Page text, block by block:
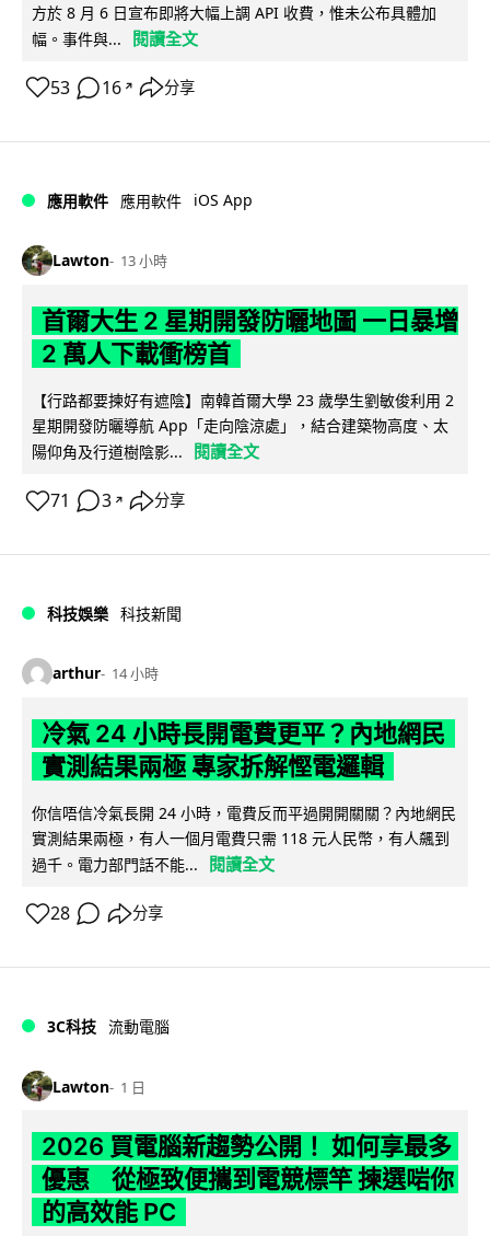
方於 8 月 6 日宣布即將大幅上調 API 收費，惟未公布具體加
幅。事件與...
閱讀全文
53 16 ↗ 分享
應用軟件 應用軟件 iOS App
Lawton 13 小時
首爾大生 2 星期開發防曬地圖 一日暴增
2 萬人下載衝榜首
【行路都要揀好有遮陰】南韓首爾大學 23 歲學生劉敏俊利用 2
星期開發防曬導航 App「走向陰涼處」，結合建築物高度、太
陽仰角及行道樹陰影...
閱讀全文
71 3 ↗ 分享
科技娛樂 科技新聞
arthur 14 小時
冷氣 24 小時長開電費更平？內地網民
實測結果兩極 專家拆解慳電邏輯
你信唔信冷氣長開 24 小時，電費反而平過開開關關？內地網民
實測結果兩極，有人一個月電費只需 118 元人民幣，有人飆到
過千。電力部門話不能...
閱讀全文
28 分享
3C科技 流動電腦
Lawton 1 日
2026 買電腦新趨勢公開！ 如何享最多
優惠 從極致便攜到電競標竿 揀選啱你
的高效能 PC